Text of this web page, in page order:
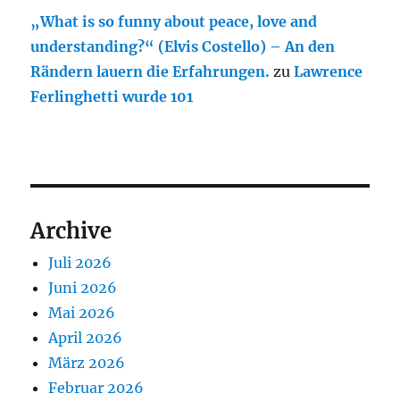
„What is so funny about peace, love and
understanding?“ (Elvis Costello) – An den
Rändern lauern die Erfahrungen. zuLawrence
Ferlinghetti wurde 101
Archive
Juli 2026
Juni 2026
Mai 2026
April 2026
März 2026
Februar 2026